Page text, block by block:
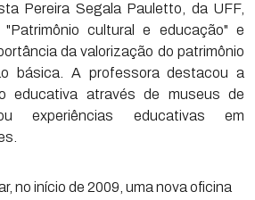
Pereira Segala Pauletto, da UFF,
cultural e educação" e
da valorização do patrimônio
básica. A professora destacou a
educativa através de museus de
experiências educativas em
no início de 2009, uma nova oficina